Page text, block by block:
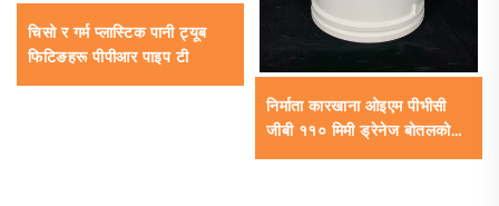
चिसो र गर्म प्लास्टिक पानी ट्यूब
फिटिङहरू पीपीआर पाइप टी
निर्माता कारखाना ओइएम पीभीसी
जीबी ११० मिमी ड्रेनेज बोतलको